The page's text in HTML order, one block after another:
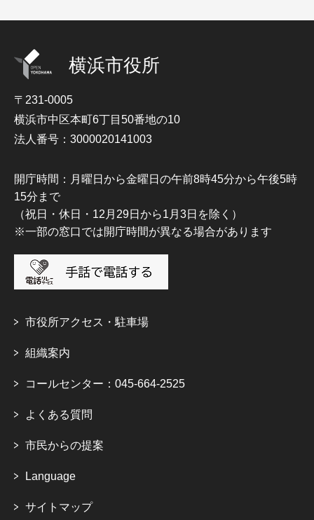
横浜市役所
〒231-0005
横浜市中区本町6丁目50番地の10
法人番号：3000020141003
開庁時間：月曜日から金曜日の午前8時45分から午後5時
15分まで
（祝日・休日・12月29日から1月3日を除く）
※一部の窓口では開庁時間が異なる場合があります
市役所アクセス・駐車場
組織案内
コールセンター：045-664-2525
よくある質問
市民からの提案
Language
サイトマップ